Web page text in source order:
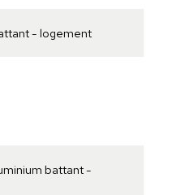
- logement
battant -